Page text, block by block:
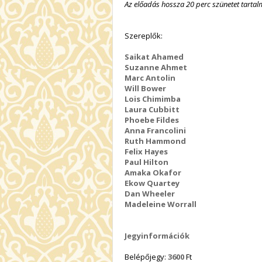
Az előadás hossza 20 perc szünetet
Szereplők:
Saikat Ahamed
Suzanne Ahmet
Marc Antolin
Will Bower
Lois Chimimba
Laura Cubbitt
Phoebe Fildes
Anna Francolini
Ruth Hammond
Felix Hayes
Paul Hilton
Amaka Okafor
Ekow Quartey
Dan Wheeler
Madeleine Worrall
Jegyinformációk
Belépőjegy: 3600Ft